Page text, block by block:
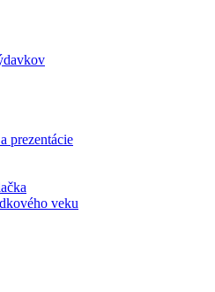
prezentácie
veku